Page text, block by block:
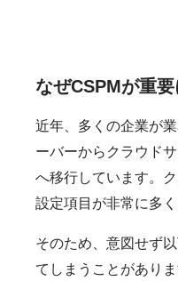
なぜCSPMが重
近年、多くの企業が
ーバーからクラウド
へ移行しています。
設定項目が非常に多く
そのため、意図せず
てしまうことがありま